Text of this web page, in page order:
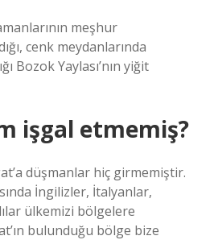
meşhur
cenk meydanlarında
Bozok Yaylası’nın yiğit
işgal etmemiş?
düşmanlar hiç girmemiştir.
İngilizler, İtalyanlar,
ülkemizi bölgelere
bulunduğu bölge bize